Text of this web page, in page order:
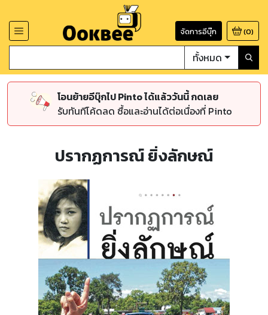
จัดการอีบุ๊ก (0)
ทั้งหมด
โอนย้ายอีบุ๊กไป Pinto ได้แล้ววันนี้ กดเลย
รับทันทีโค้ดลด ซื้อและอ่านได้ต่อเนื่องที่ Pinto
ปรากฏการณ์ ยิ่งลักษณ์